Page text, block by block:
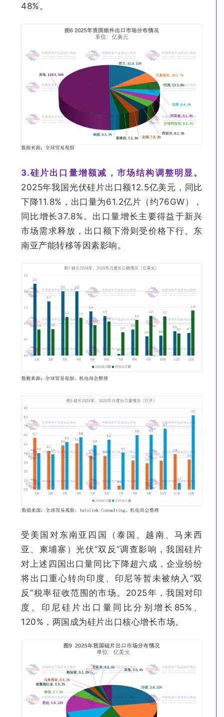
48%。
3.硅片出口量增额减，市场结构调整明显。
2025年我国光伏硅片出口额12.5亿美元，同比
下降11.8%，出口量为61.2亿片（约76GW），
同比增长37.8%。出口量增长主要得益于新兴
市场需求释放，出口额下滑则受价格下行、东
南亚产能转移等因素影响。
受美国对东南亚四国（泰国、越南、马来西
亚、柬埔寨）光伏“双反”调查影响，我国硅片
对上述四国出口量同比下降超六成，企业纷纷
将出口重心转向印度、印尼等暂未被纳入“双
反”税率征收范围的市场。2025年，我国对印
度、印尼硅片出口量同比分别增长85%、
120%，两国成为硅片出口核心增长市场。